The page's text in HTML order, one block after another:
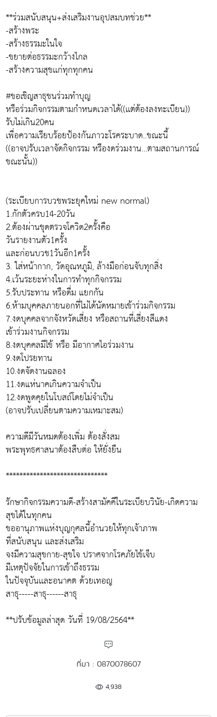
**ร่วมสนับสนุน+ส่งเสริมงานอุปสมบทช่วย**
-สร้างพระ
-สร้างธรรมะในใจ
-ขยายต่อธรรมะกว้างไกล
-สร้างความสุขเเก่ทุกทุกคน
#ขอเชิญสาธุชนร่วมทำบุญ
หรือร่วมกิจกรรมตามกำหนดเวลาได้((เเต่ต้องลงทะเบียน))
รับไม่เกิน20คน
เพื่อความเรียบร้อยป้องกันภาวะโรคระบาด..ขณะนี้
((อาจปรับเวลาจัดกิจกรรม หรืองดร่วมงาน...ตามสถานการณ์
ขณะนั้น))
(ระเบียบการบวชพระยุคใหม่ new normal)
1.กักตัวครบ14-20วัน
2.ต้องผ่านชุดตรวจโควิด2ครั้งคือ
วันรายงานตัว1ครั้ง
และก่อนบวช1วันอีก1ครั้ง
3. ใส่หน้ากาก, วัดอุณหภูมิ, ล้างมือก่อนจับทุกสิ่ง
4.เว้นระยะห่างในการทำทุกกิจกรรม
5.รับประทาน หรือดื่ม แยกกัน
6.ห้ามบุคคลภายนอกที่ไม่ได้นัดหมายเข้าร่วมกิจกรรม
7.งดบุคคลจากจังหวัดเสี่ยง หรือสถานที่เสี่ยงสีแดง
เข้าร่วมงานกิจกรรม
8.งดบุคคลมีไข้ หรือ มีอากาศไอร่วมงาน
9.งดโปรยทาน
10.งดจัดงานฉลอง
11.งดแห่นาคเกินความจำเป็น
12.งดพูดคุยในโบสถ์โดยไม่จำเป็น
(อาจปรับเปลี่ยนตามความเหมาะสม)
ความดีมีวันหมดต้องเพิ่ม ต้องสั่งสม
พระพุทธศาสนาต้องสืบต่อ ให้ยั่งยืน
******************************
รักษากิจกรรมความดี-สร้างสามัคคีในระเบียบวินัย-เกิดความ
สุขได้ในทุกคน
ขออานุภาพเเห่งบุญกุศลนี้อำนวยให้ทุกเจ้าภาพ
ที่สนับสนุน เเละส่งเสริม
จงมีความสุขกาย-สุขใจ ปราศจากโรคภัยไข้เจ็บ
มีเหตุปัจจัยในการเข้าถึงธรรม
ในปัจจุบันเเละอนาคต ด้วยเทอญ
สาธุ-----สาธุ------สาธุ
**ปรับข้อมูลล่าสุด วันที่ 19/08/2564**
ที่มา : 0870078607
4,938